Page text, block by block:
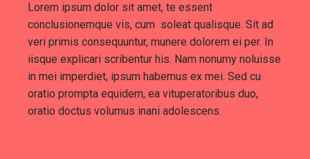
Lorem ipsum dolor sit amet, te essent
conclusionemque vis, cum soleat qualisque. Sit ad
veri primis consequuntur, munere dolorem ei per. In
iisque explicari scribentur his. Nam nonumy noluisse
in mei imperdiet, ipsum habemus ex mei. Sed cu
oratio prompta equidem, ea vituperatoribus duo,
oratio doctus volumus inani adolescens.